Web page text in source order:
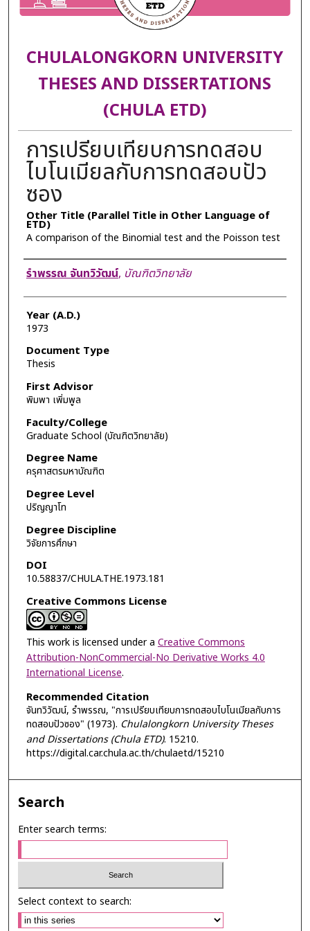
CHULALONGKORN UNIVERSITY
THESES AND DISSERTATIONS
(CHULA ETD)
การเปรียบเทียบการทดสอบ
ไบโนเมียลกับการทดสอบปัว
ซอง
Other Title (Parallel Title in Other Language of
ETD)
A comparison of the Binomial test and the Poisson test
Author
รำพรรณ จันทวิวัฒน์, บัณฑิตวิทยาลัย
Year (A.D.)
1973
Document Type
Thesis
First Advisor
พิมพา เพิ่มพูล
Faculty/College
Graduate School (บัณฑิตวิทยาลัย)
Degree Name
ครุศาสตรมหาบัณฑิต
Degree Level
ปริญญาโท
Degree Discipline
วิจัยการศึกษา
DOI
10.58837/CHULA.THE.1973.181
Creative Commons License
This work is licensed under a Creative Commons
Attribution-NonCommercial-No Derivative Works 4.0
International License.
Recommended Citation
จันทวิวัฒน์, รำพรรณ, "การเปรียบเทียบการทดสอบไบโนเมียลกับการ
ทดสอบปัวซอง" (1973). Chulalongkorn University Theses
and Dissertations (Chula ETD). 15210.
https://digital.car.chula.ac.th/chulaetd/15210
Search
Enter search terms:
Select context to search: